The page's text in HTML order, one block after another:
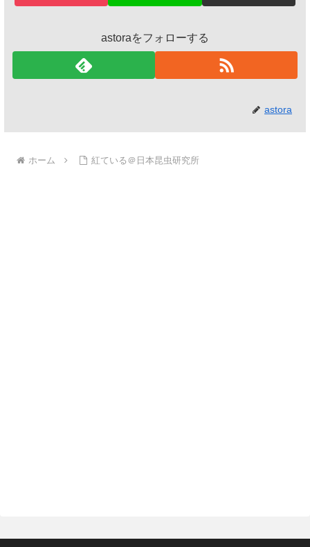
astoraをフォローする
astora
ホーム 紅ている＠日本昆虫研究所